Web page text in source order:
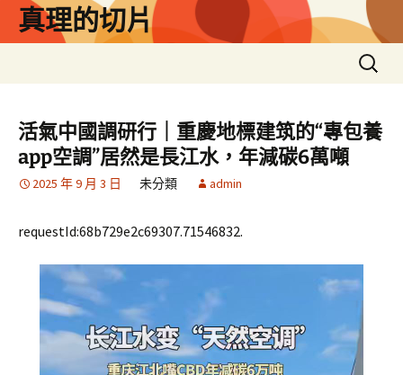
真理的切片
搜
尋
鍵
字:
活氣中國調研行｜重慶地標建筑的“專包養
app空調”居然是長江水，年減碳6萬噸
2025 年 9 月 3 日 未分類 admin
requestId:68b729e2c69307.71546832.